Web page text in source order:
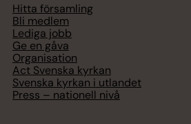
Hitta församling
Bli medlem
Lediga jobb
Ge en gåva
Organisation
Act Svenska kyrkan
Svenska kyrkan i utlandet
Press – nationell nivå